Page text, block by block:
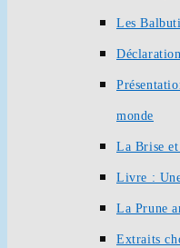
Les
monde
La Brise
Livre :
La Prune
Extraits